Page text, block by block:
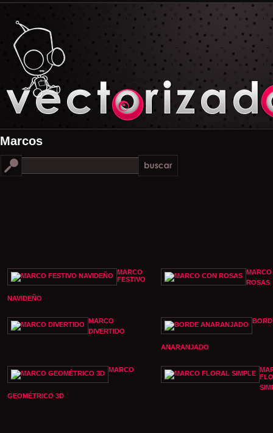
Marcos
MARCO
FESTIVO
NAVIDEÑO
MARCO
ROSAS
MARCO
DIVERTIDO
ANARANJADO
MARCO
GEOMÉTRICO 3D